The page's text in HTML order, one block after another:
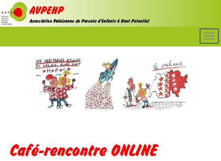
Café-rencontre ONLINE